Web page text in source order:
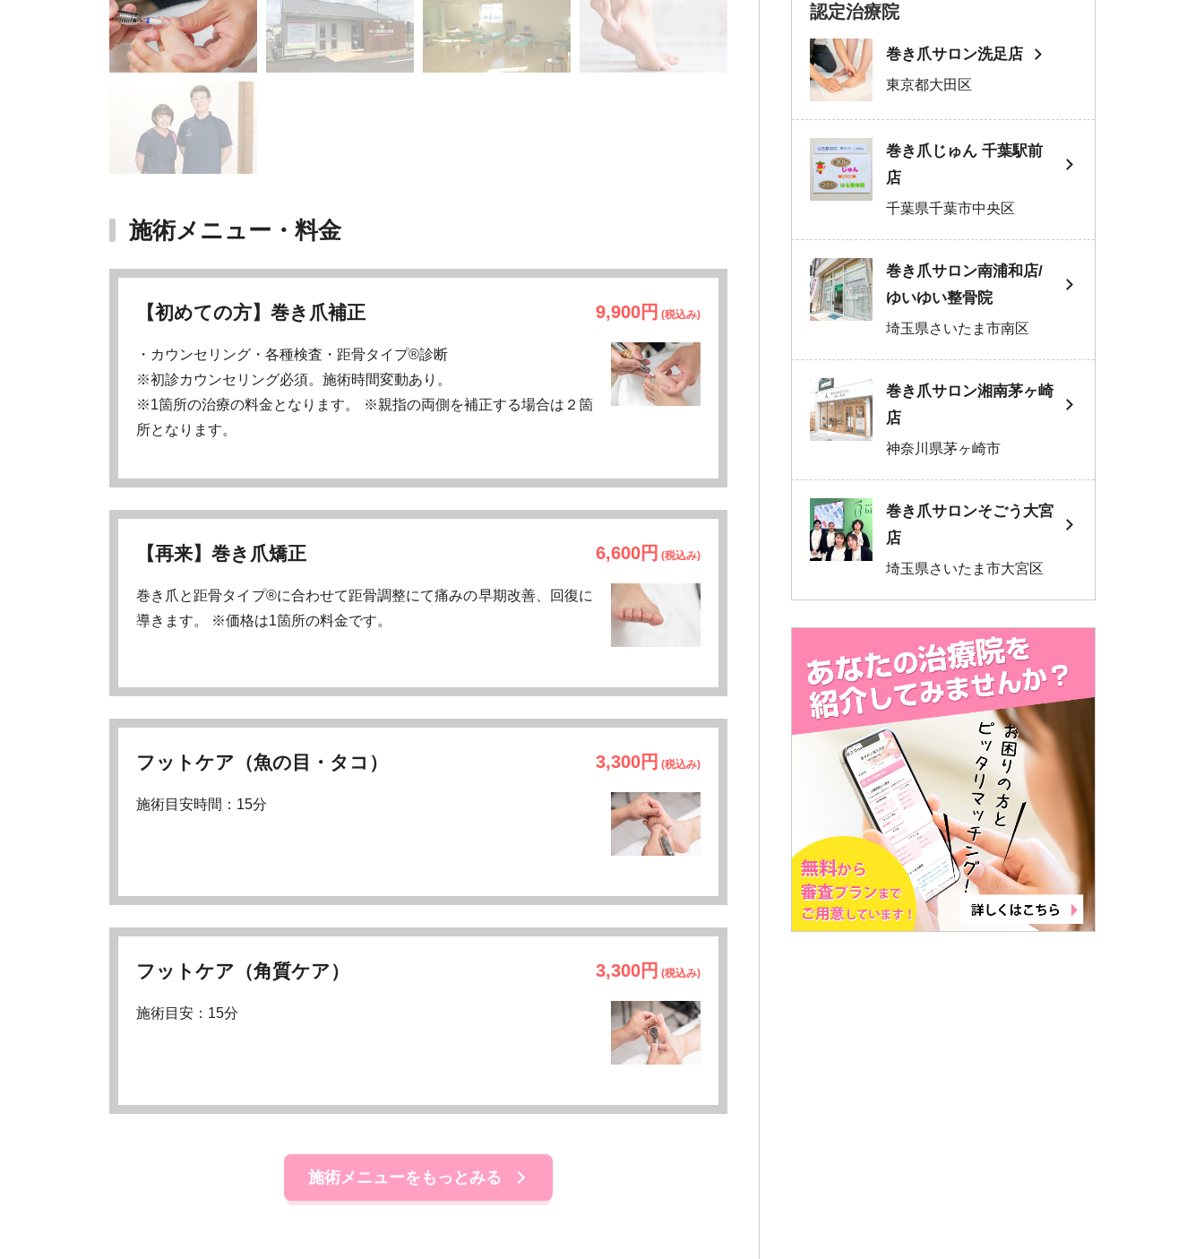
施術メニュー・料金
【初めての方】巻き爪補正 9,900円 (税込み)
・カウンセリング・各種検査・距骨タイプ®診断
※初診カウンセリング必須。施術時間変動あり。
※1箇所の治療の料金となります。 ※親指の両側を補正する場合は２箇
所となります。
【再来】巻き爪矯正 6,600円 (税込み)
巻き爪と距骨タイプ®に合わせて距骨調整にて痛みの早期改善、回復に
導きます。 ※価格は1箇所の料金です。
フットケア（魚の目・タコ） 3,300円 (税込み)
施術目安時間：15分
フットケア（角質ケア） 3,300円 (税込み)
施術目安：15分
施術メニューをもっとみる
認定治療院
巻き爪サロン洗足店
東京都大田区
巻き爪じゅん 千葉駅前
店
千葉県千葉市中央区
巻き爪サロン南浦和店/
ゆいゆい整骨院
埼玉県さいたま市南区
巻き爪サロン湘南茅ヶ崎
店
神奈川県茅ヶ崎市
巻き爪サロンそごう大宮
店
埼玉県さいたま市大宮区